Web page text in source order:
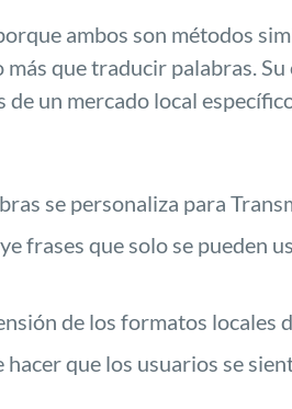
ambos son métodos
más que traducir palabras.
un mercado local
se personaliza para
frases que solo se pueden
de los formatos locales
que los usuarios se